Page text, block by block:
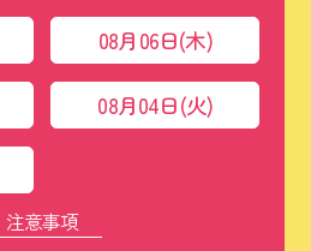
08月06日(木)
08月04日(火)
注意事項